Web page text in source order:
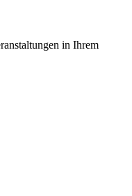
in Ihrem